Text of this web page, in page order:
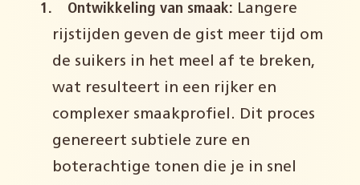
Ontwikkeling van smaak: Langere
rijstijden geven de gist meer tijd om
de suikers in het meel af te breken,
wat resulteert in een rijker en
complexer smaakprofiel. Dit proces
genereert subtiele zure en
boterachtige tonen die je in snel